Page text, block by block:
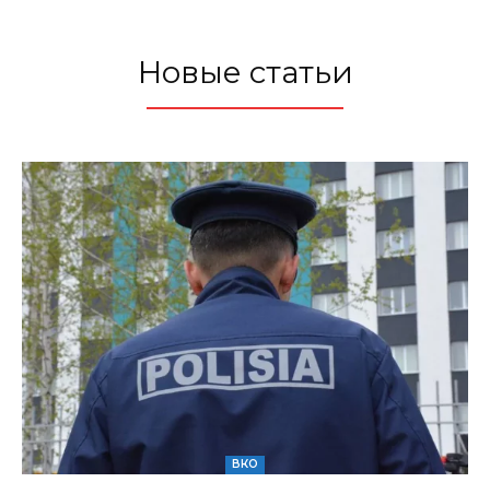
Новые статьи
ВКО